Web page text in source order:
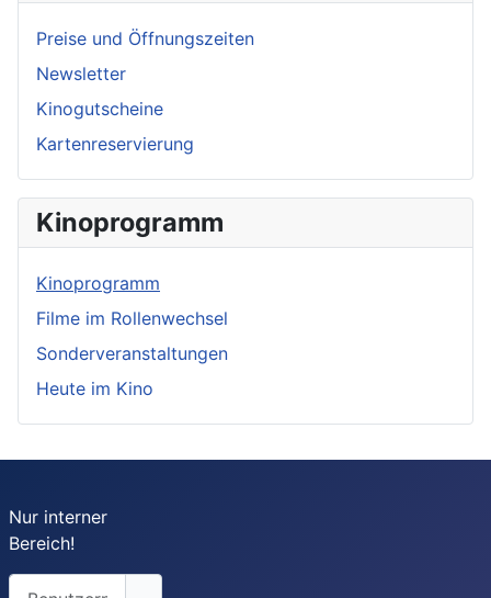
Preise und Öffnungszeiten
Newsletter
Kinogutscheine
Kartenreservierung
Kinoprogramm
Kinoprogramm
Filme im Rollenwechsel
Sonderveranstaltungen
Heute im Kino
Nur interner
Bereich!
Benutzername